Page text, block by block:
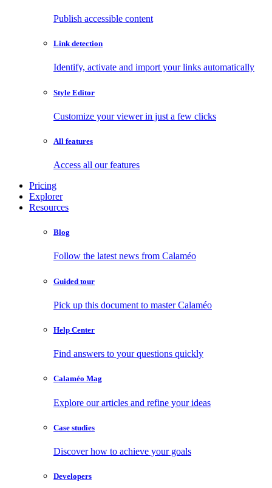
Publish accessible content
Link detection
Identify, activate and import your links automatically
Style Editor
Customize your viewer in just a few clicks
All features
Access all our features
Pricing
Explorer
Resources
Blog
Follow the latest news from Calaméo
Guided tour
Pick up this document to master Calaméo
Help Center
Find answers to your questions quickly
Calaméo Mag
Explore our articles and refine your ideas
Case studies
Discover how to achieve your goals
Developers